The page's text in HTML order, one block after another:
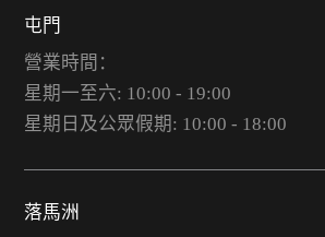
屯門
營業時間：
星期一至六: 10:00 - 19:00
星期日及公眾假期: 10:00 - 18:00
落馬洲